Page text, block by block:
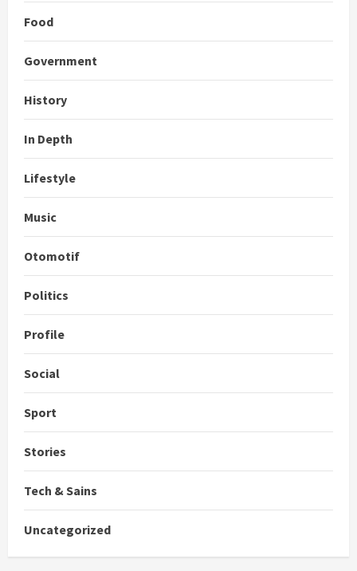
Food
Government
History
In Depth
Lifestyle
Music
Otomotif
Politics
Profile
Social
Sport
Stories
Tech & Sains
Uncategorized